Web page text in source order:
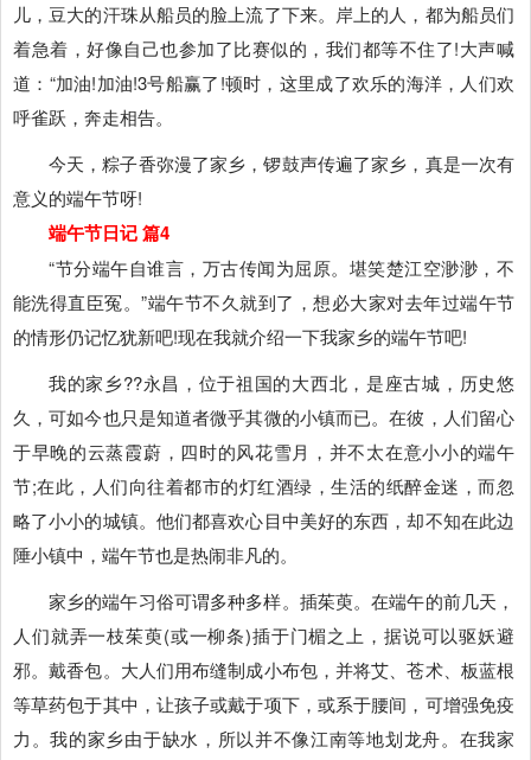
儿，豆大的汗珠从船员的脸上流了下来。岸上的人，都为船员们
着急着，好像自己也参加了比赛似的，我们都等不住了!大声喊
道：“加油!加油!3号船赢了!顿时，这里成了欢乐的海洋，人们欢
呼雀跃，奔走相告。
今天，粽子香弥漫了家乡，锣鼓声传遍了家乡，真是一次有
意义的端午节呀!
端午节日记 篇4
“节分端午自谁言，万古传闻为屈原。堪笑楚江空渺渺，不
能洗得直臣冤。”端午节不久就到了，想必大家对去年过端午节
的情形仍记忆犹新吧!现在我就介绍一下我家乡的端午节吧!
我的家乡??永昌，位于祖国的大西北，是座古城，历史悠
久，可如今也只是知道者微乎其微的小镇而已。在彼，人们留心
于早晚的云蒸霞蔚，四时的风花雪月，并不太在意小小的端午
节;在此，人们向往着都市的灯红酒绿，生活的纸醉金迷，而忽
略了小小的城镇。他们都喜欢心目中美好的东西，却不知在此边
陲小镇中，端午节也是热闹非凡的。
家乡的端午习俗可谓多种多样。插茱萸。在端午的前几天，
人们就弄一枝茱萸(或一柳条)插于门楣之上，据说可以驱妖避
邪。戴香包。大人们用布缝制成小布包，并将艾、苍术、板蓝根
等草药包于其中，让孩子或戴于项下，或系于腰间，可增强免疫
力。我的家乡由于缺水，所以并不像江南等地划龙舟。在我家